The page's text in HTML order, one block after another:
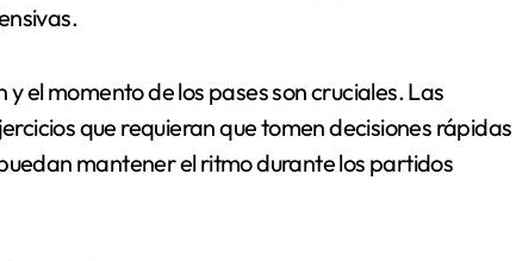
el momento de los pases son cruciales. Las
que requieran que tomen decisiones rápidas
mantener el ritmo durante los partidos